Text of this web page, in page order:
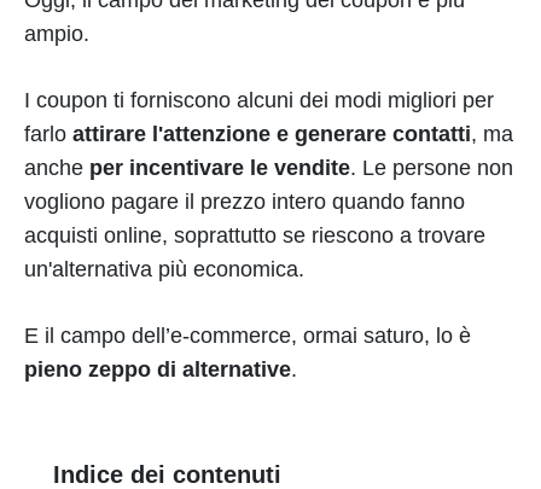
ampio.
I coupon ti forniscono alcuni dei modi migliori per
farlo attirare l'attenzione e generare contatti, ma
anche per incentivare le vendite. Le persone non
vogliono pagare il prezzo intero quando fanno
acquisti online, soprattutto se riescono a trovare
un'alternativa più economica.
E il campo dell’e-commerce, ormai saturo, lo è
pieno zeppo di alternative.
Indice dei contenuti